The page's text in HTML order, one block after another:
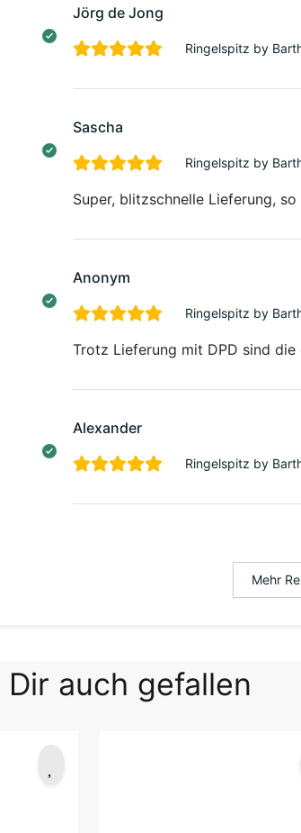
Jörg de Jong
Ringelspitz by
Sascha
Ringelspitz by
Super, blitzschnelle Lieferung,
Anonym
Ringelspitz by
Trotz Lieferung mit DPD sind
Alexander
Ringelspitz by
Mehr
auch gefallen